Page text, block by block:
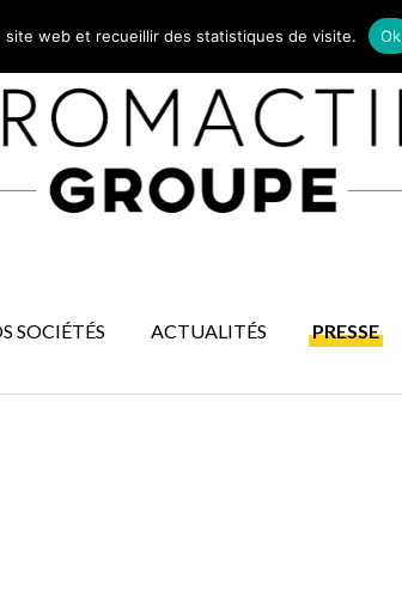
SOCIÉTÉS ACTUALITÉS PRESSE
web et recueillir des statistiques de visite. Ok